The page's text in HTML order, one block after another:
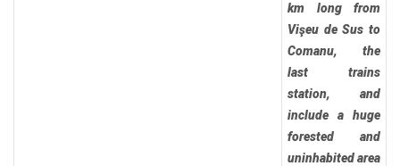
km long from
Vişeu de Sus to
Comanu, the
last trains
station, and
include a huge
forested and
uninhabited area